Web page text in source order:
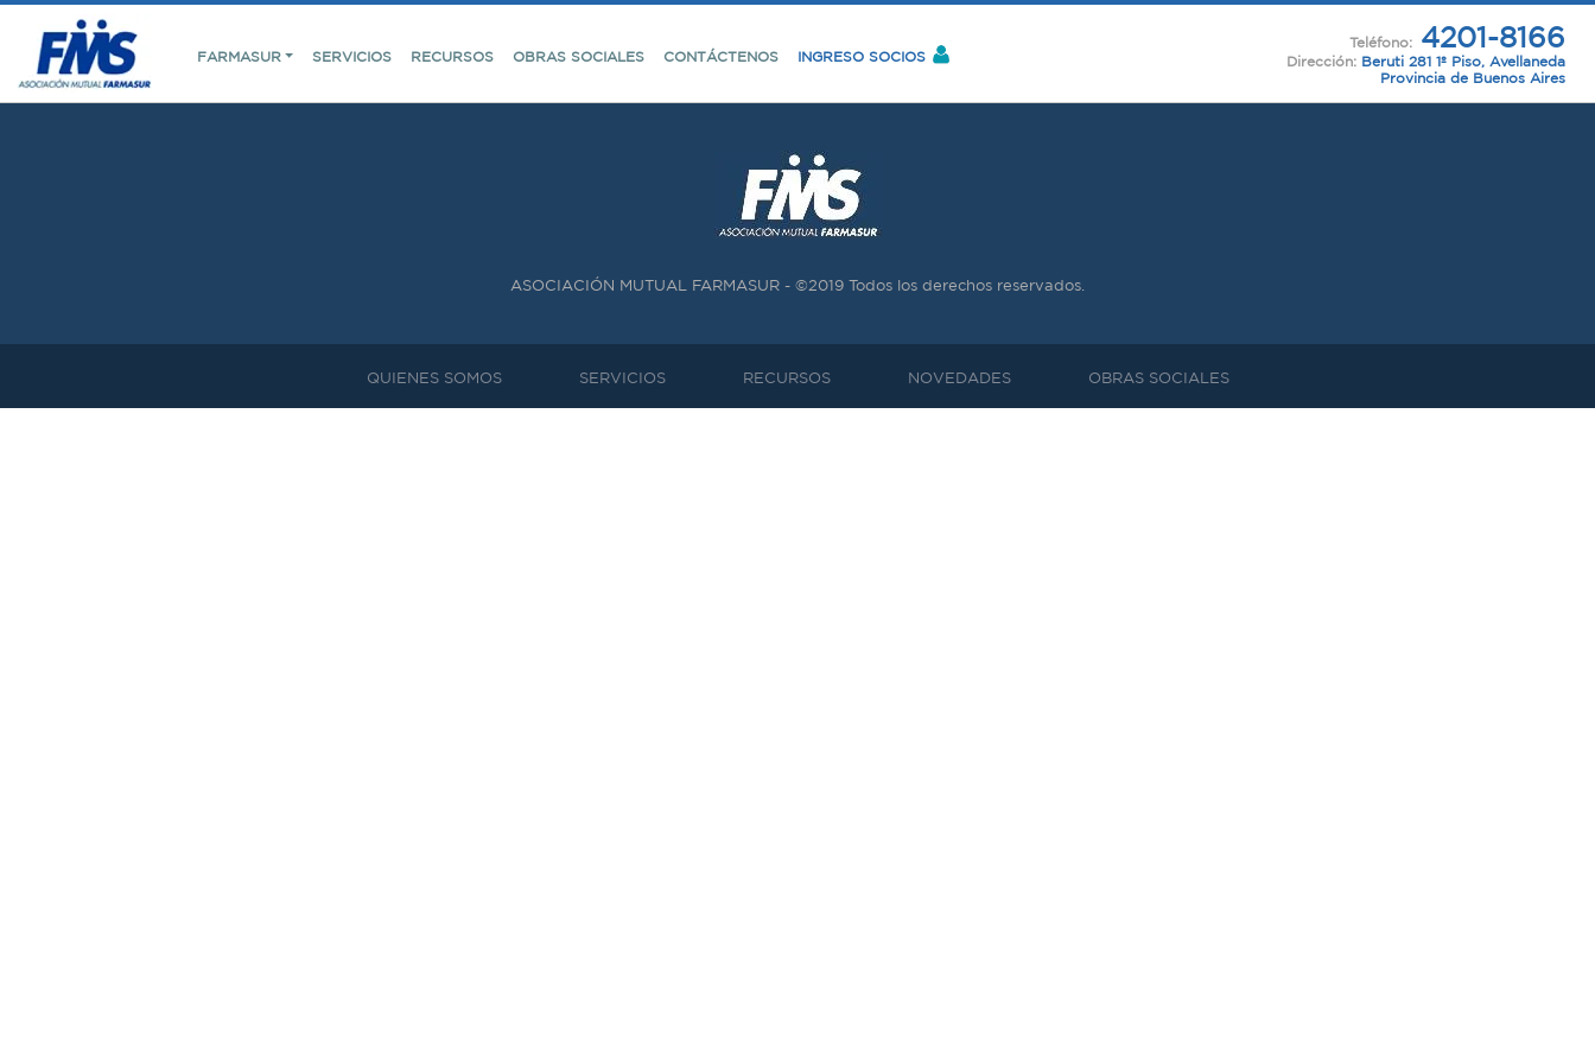
FARMASUR SERVICIOS RECURSOS OBRAS SOCIALES CONTÁCTENOS INGRESO SOCIOS
Teléfono: 4201-8166
Dirección: Beruti 281 1º Piso, Avellaneda
Provincia de Buenos Aires
ASOCIACIÓN MUTUAL FARMASUR - ©2019 Todos los derechos reservados.
QUIENES SOMOS SERVICIOS RECURSOS NOVEDADES OBRAS SOCIALES